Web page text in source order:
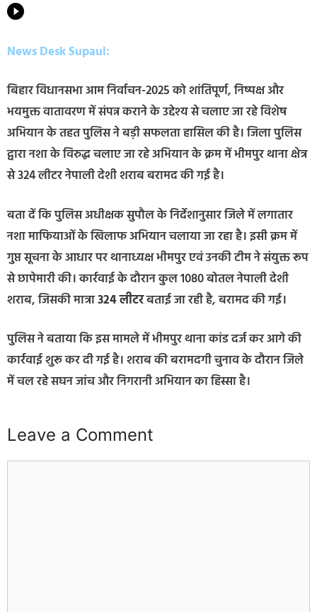
News Desk Supaul:
बिहार विधानसभा आम निर्वाचन-2025 को शांतिपूर्ण, निष्पक्ष और
भयमुक्त वातावरण में संपन्न कराने के उद्देश्य से चलाए जा रहे विशेष
अभियान के तहत पुलिस ने बड़ी सफलता हासिल की है। जिला पुलिस
द्वारा नशा के विरुद्ध चलाए जा रहे अभियान के क्रम में भीमपुर थाना क्षेत्र
से 324 लीटर नेपाली देशी शराब बरामद की गई है।
बता दें कि पुलिस अधीक्षक सुपौल के निर्देशानुसार जिले में लगातार
नशा माफियाओं के खिलाफ अभियान चलाया जा रहा है। इसी क्रम में
गुप्त सूचना के आधार पर थानाध्यक्ष भीमपुर एवं उनकी टीम ने संयुक्त रूप
से छापेमारी की। कार्रवाई के दौरान कुल 1080 बोतल नेपाली देशी
शराब, जिसकी मात्रा324 लीटरबताई जा रही है, बरामद की गई।
पुलिस ने बताया कि इस मामले में भीमपुर थाना कांड दर्ज कर आगे की
कार्रवाई शुरू कर दी गई है। शराब की बरामदगी चुनाव के दौरान जिले
में चल रहे सघन जांच और निगरानी अभियान का हिस्सा है।
Leave a Comment